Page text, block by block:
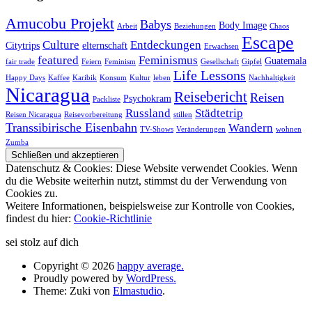
Amucobu Projekt Arbeit Babys Beziehungen Body Image Chaos
Citytrips Culture elternschaft Entdeckungen Erwachsen Escape
fair trade featured Feiern Feminism Feminismus Gesellschaft Gipfel Guatemala
Happy Days Kaffee Karibik Konsum Kultur leben Life Lessons Nachhaltigkeit
Nicaragua Packliste Psychokram Reisebericht Reisen
Reisen Nicaragua Reisevorbereitung Russland stillen Städtetrip
Transsibirische Eisenbahn TV-Shows Veränderungen Wandern wohnen
Zumba
Datenschutz & Cookies: Diese Website verwendet Cookies. Wenn
du die Website weiterhin nutzt, stimmst du der Verwendung von
Cookies zu.
Weitere Informationen, beispielsweise zur Kontrolle von Cookies,
findest du hier: Cookie-Richtlinie
sei stolz auf dich
Copyright © 2026 happy average.
Proudly powered by WordPress.
Theme: Zuki von Elmastudio.